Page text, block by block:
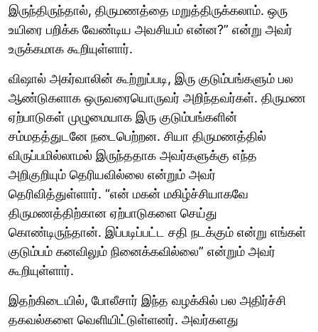
இருந்திருந்தால், திருமணத்தை மறுத்திருக்கலாம். ஒரு
உயிரை பறிக்க வேண்டிய அவசியம் என்ன?” என்று அவர்
உருக்கமாக கூறியுள்ளார்.
விஷால் அகர்வாலின் கூற்றுப்படி, இரு குடும்பங்களும் பல
ஆண்டுகளாக ஒருவரையொருவர் அறிந்தவர்கள். திருமண
ஏற்பாடுகள் முழுமையாக இரு குடும்பங்களின்
சம்மதத்துடனே நடைபெற்றன. சியா திருமணத்தில்
விருப்பமில்லாமல் இருந்ததாக அவர்களுக்கு எந்த
அறிகுறியும் தெரியவில்லை என்றும் அவர்
தெரிவித்துள்ளார். “என் மகன் மகிழ்ச்சியாகவே
திருமணத்திற்கான ஏற்பாடுகளை செய்து
கொண்டிருந்தான். இப்படிப்பட்ட சதி நடக்கும் என்று எங்கள்
குடும்பம் கனவிலும் நினைக்கவில்லை” என்றும் அவர்
கூறியுள்ளார்.
இதற்கிடையில், போலீசார் இந்த வழக்கில் பல அதிர்ச்சி
தகவல்களை வெளியிட்டுள்ளனர். அவர்களது